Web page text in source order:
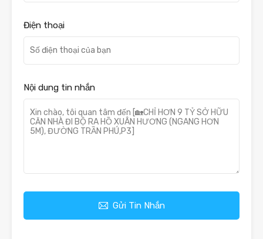
Điện thoại
Nội dung tin nhắn
Gửi Tin Nhắn